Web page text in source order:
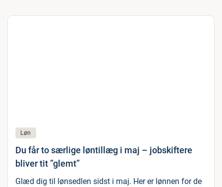
Løn
Du får to særlige løntillæg i maj – jobskiftere
bliver tit ”glemt”
Glæd dig til lønsedlen sidst i maj. Her er lønnen for de